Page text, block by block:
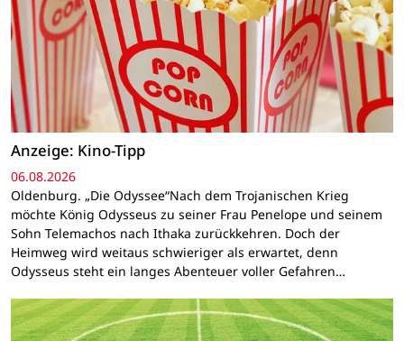
Anzeige: Kino-Tipp
06.08.2026
Oldenburg. „Die Odyssee“Nach dem Trojanischen Krieg
möchte König Odysseus zu seiner Frau Penelope und seinem
Sohn Telemachos nach Ithaka zurückkehren. Doch der
Heimweg wird weitaus schwieriger als erwartet, denn
Odysseus steht ein langes Abenteuer voller Gefahren…